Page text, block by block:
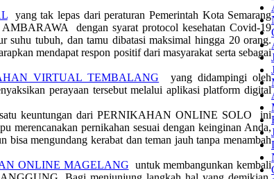
yang tak lepas dari peraturan Pemerintah Kota Semarang
dengan syarat protocol kesehatan Covid-19
suhu tubuh, dan tamu dibatasi maksimal hingga 20 orang.
mendapat respon positif dari masyarakat serta sebagai
VIRTUAL TEMBALANG yang didampingi oleh
perayaan tersebut melalui aplikasi platform digital
keuntungan dari PERNIKAHAN ONLINE SOLO ini
merencanakan pernikahan sesuai dengan keinginan Anda,
mengundang kerabat dan teman jauh tanpa menambah
ONLINE MAGELANG untuk membangunkan kembali